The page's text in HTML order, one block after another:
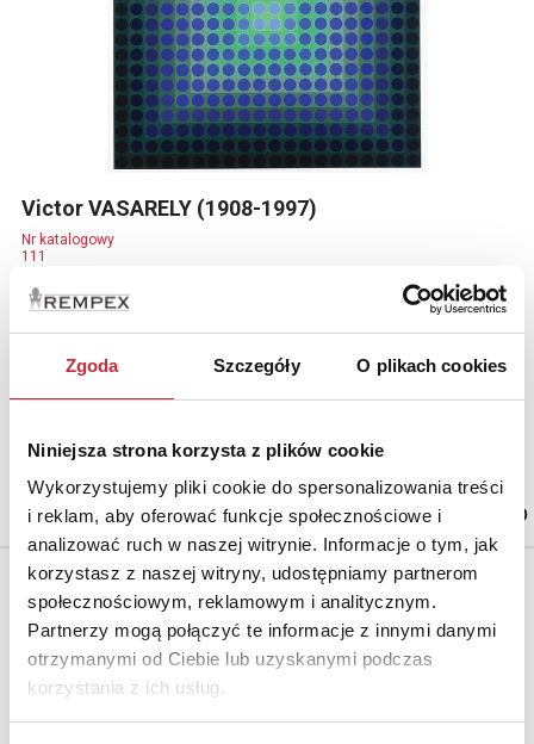
Zgoda Szczegóły O plikach cookies
Niniejsza strona korzysta z plików cookie
Wykorzystujemy pliki cookie do spersonalizowania treści
i reklam, aby oferować funkcje społecznościowe i
analizować ruch w naszej witrynie. Informacje o tym, jak
korzystasz z naszej witryny, udostępniamy partnerom
społecznościowym, reklamowym i analitycznym.
Partnerzy mogą połączyć te informacje z innymi danymi
otrzymanymi od Ciebie lub uzyskanymi podczas
korzystania z ich usług.
Victor VASARELY (1908-1997)
Nr katalogowy
111
Bez tytułu
sygn. p. d.: `Vasarely` (ołówkiem)
Cena wywoławcza.
2 500 zł